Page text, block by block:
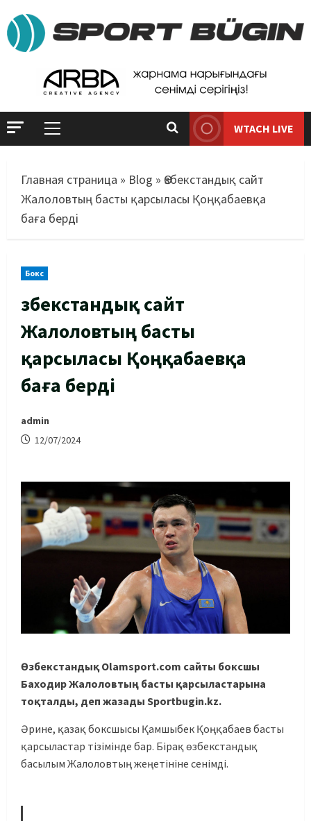
WTACH LIVE
Главная страница » Blog » Өзбекстандық сайт
Жалоловтың басты қарсыласы Қоңқабаевқа
баға берді
Бокс
Өзбекстандық сайт
Жалоловтың басты
қарсыласы Қоңқабаевқа
баға берді
admin
12/07/2024
Өзбекстандық Olamsport.com сайты боксшы
Баходир Жалоловтың басты қарсыластарына
тоқталды, деп жазады Sportbugin.kz.
Әрине, қазақ боксшысы Қамшыбек Қоңқабаев басты
қарсыластар тізімінде бар. Бірақ өзбекстандық
басылым Жалоловтың жеңетініне сенімді.